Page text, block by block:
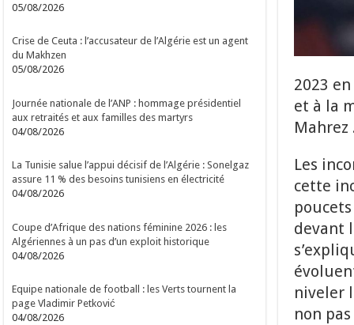
2023
et à la
Mahrez
Les
cette
devant
niveler
non
05/08/2026
Crise de Ceuta : l’accusateur de l’Algérie est un agent
du Makhzen
05/08/2026
Journée nationale de l’ANP : hommage présidentiel
aux retraités et aux familles des martyrs
04/08/2026
La Tunisie salue l’appui décisif de l’Algérie : Sonelgaz
assure 11 % des besoins tunisiens en électricité
04/08/2026
Coupe d’Afrique des nations féminine 2026 : les
Algériennes à un pas d’un exploit historique
04/08/2026
Equipe nationale de football : les Verts tournent la
page Vladimir Petković
04/08/2026